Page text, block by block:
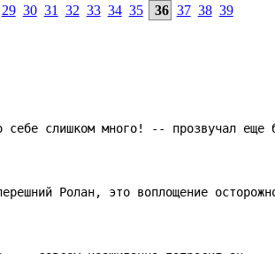
29 30 31 32 33 34 35 36 37 38 39